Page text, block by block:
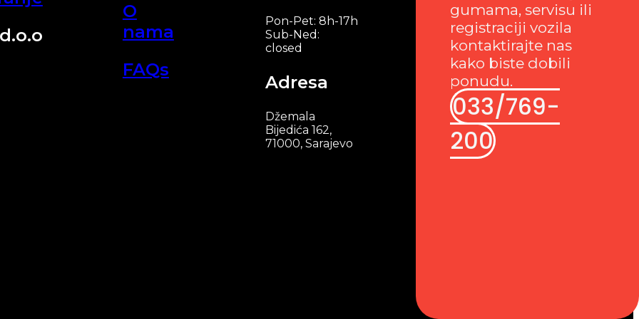
O
nama
FAQs
Pon-Pet: 8h-17h
Sub-Ned:
closed
Adresa
Džemala
Bijedića 162,
71000, Sarajevo
gumama, servisu ili
registraciji vozila
kontaktirajte nas
kako biste dobili
ponudu.
033/769-
200